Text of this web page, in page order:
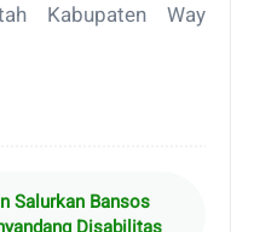
Kabupaten Way
Salurkan Bansos
Disabilitas